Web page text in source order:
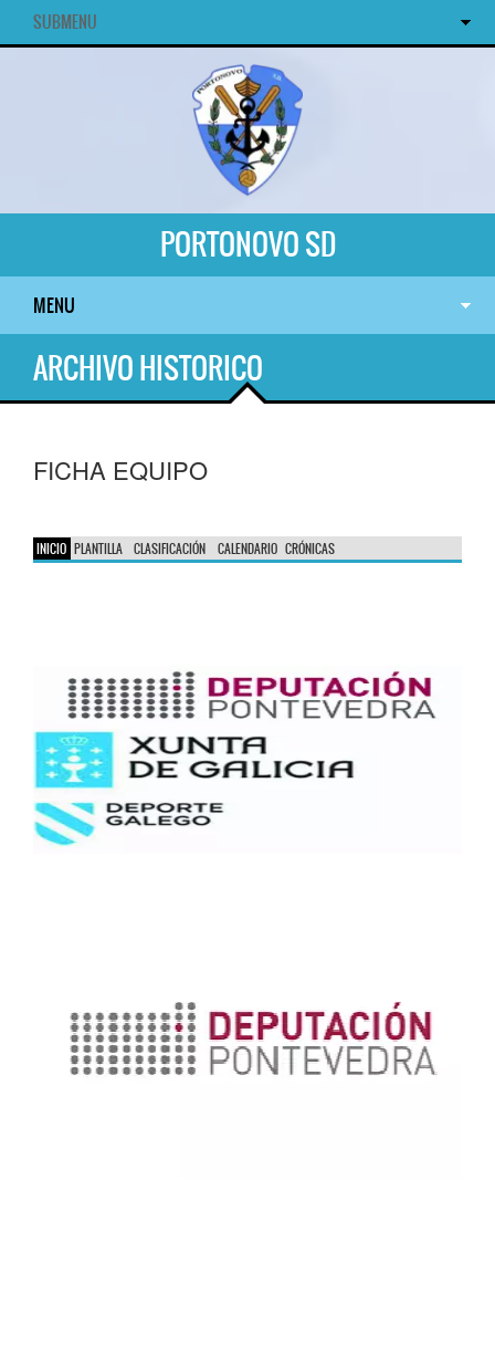
SUBMENU
PORTONOVO SD
MENU
ARCHIVO HISTORICO
FICHA EQUIPO
INICIO PLANTILLA CLASIFICACIÓN CALENDARIO CRÓNICAS